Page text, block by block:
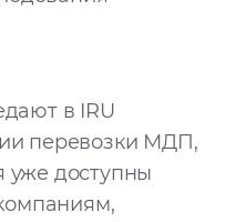
в IRU
перевозки МДП,
уже доступны